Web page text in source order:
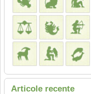
Articole recente